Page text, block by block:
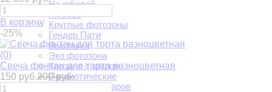
На юбилей
Любовь
Круглые фотозоны
Гендер Пати
Выставка
Эко фотозона
Корзина с шаром
Патриотические
Фотозоны из шаров
В корзину
-25%
(0)
Свеча фонтан для торта разноцветная
150 руб.200 руб.